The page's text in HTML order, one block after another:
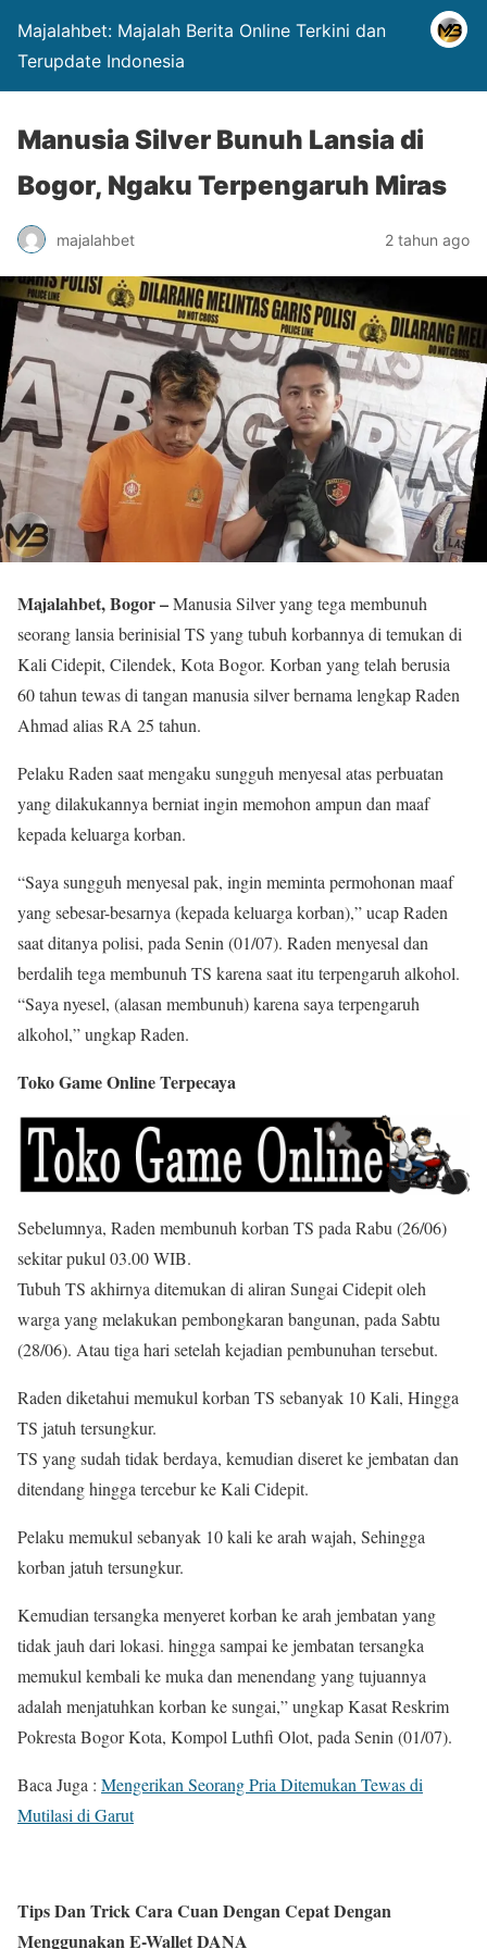
Majalahbet: Majalah Berita Online Terkini dan
Terupdate Indonesia
Manusia Silver Bunuh Lansia di
Bogor, Ngaku Terpengaruh Miras
majalahbet 2 tahun ago
Majalahbet, Bogor –Manusia Silver yang tega membunuh
seorang lansia berinisial TS yang tubuh korbannya di temukan di
Kali Cidepit, Cilendek, Kota Bogor. Korban yang telah berusia
60 tahun tewas di tangan manusia silver bernama lengkap Raden
Ahmad alias RA 25 tahun.
Pelaku Raden saat mengaku sungguh menyesal atas perbuatan
yang dilakukannya berniat ingin memohon ampun dan maaf
kepada keluarga korban.
“Saya sungguh menyesal pak, ingin meminta permohonan maaf
yang sebesar-besarnya (kepada keluarga korban),” ucap Raden
saat ditanya polisi, pada Senin (01/07). Raden menyesal dan
berdalih tega membunuh TS karena saat itu terpengaruh alkohol.
“Saya nyesel, (alasan membunuh) karena saya terpengaruh
alkohol,” ungkap Raden.
Toko Game Online Terpecaya
Sebelumnya, Raden membunuh korban TS pada Rabu (26/06)
sekitar pukul 03.00 WIB.
Tubuh TS akhirnya ditemukan di aliran Sungai Cidepit oleh
warga yang melakukan pembongkaran bangunan, pada Sabtu
(28/06). Atau tiga hari setelah kejadian pembunuhan tersebut.
Raden diketahui memukul korban TS sebanyak 10 Kali, Hingga
TS jatuh tersungkur.
TS yang sudah tidak berdaya, kemudian diseret ke jembatan dan
ditendang hingga tercebur ke Kali Cidepit.
Pelaku memukul sebanyak 10 kali ke arah wajah, Sehingga
korban jatuh tersungkur.
Kemudian tersangka menyeret korban ke arah jembatan yang
tidak jauh dari lokasi. hingga sampai ke jembatan tersangka
memukul kembali ke muka dan menendang yang tujuannya
adalah menjatuhkan korban ke sungai,” ungkap Kasat Reskrim
Pokresta Bogor Kota, Kompol Luthfi Olot, pada Senin (01/07).
Baca Juga : Mengerikan Seorang Pria Ditemukan Tewas di
Mutilasi di Garut
Tips Dan Trick Cara Cuan Dengan Cepat Dengan
Menggunakan E-Wallet DANA